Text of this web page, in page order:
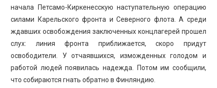
начала Петсамо-Киркенесскую наступательную операцию
силами Карельского фронта и Северного флота. А среди
ждавших освобождения заключенных концлагерей прошел
слух: линия фронта приближается, скоро придут
освободители. У отчаявшихся, изможденных голодом и
работой людей появилась надежда. Потом им сообщили,
что собираются гнать обратно в Финляндию.